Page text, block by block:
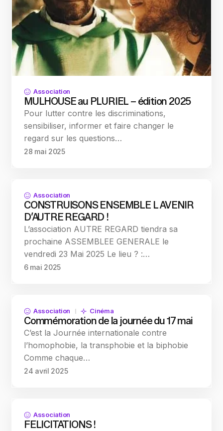
Association
MULHOUSE au PLURIEL – édition 2025
Pour lutter contre les discriminations,
sensibiliser, informer et faire changer le
regard sur les questions…
28 mai 2025
Association
CONSTRUISONS ENSEMBLE L AVENIR
D’AUTRE REGARD !
L’association AUTRE REGARD tiendra sa
prochaine ASSEMBLEE GENERALE le
vendredi 23 Mai 2025 Le lieu ? :…
6 mai 2025
Association Cinéma
Commémoration de la journée du 17 mai
C’est la Journée internationale contre
l’homophobie, la transphobie et la biphobie
Comme chaque…
24 avril 2025
Association
FELICITATIONS !